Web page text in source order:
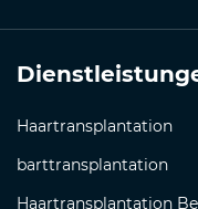
Haartransplantation
barttransplantation
Haartransplantation